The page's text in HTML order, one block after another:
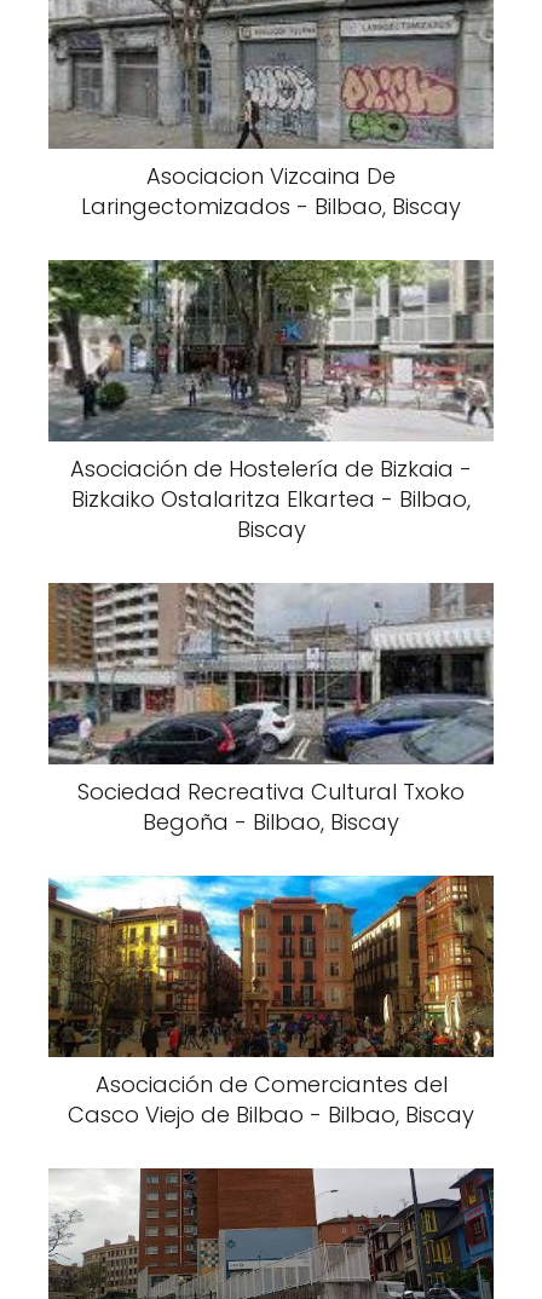
Asociacion Vizcaina De
Laringectomizados - Bilbao, Biscay
Asociación de Hostelería de Bizkaia -
Bizkaiko Ostalaritza Elkartea - Bilbao,
Biscay
Sociedad Recreativa Cultural Txoko
Begoña - Bilbao, Biscay
Asociación de Comerciantes del
Casco Viejo de Bilbao - Bilbao, Biscay